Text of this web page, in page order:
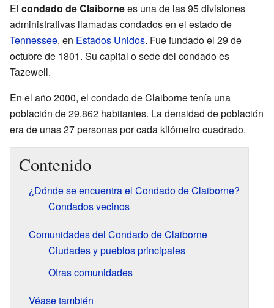
El condado de Claibornees una de las 95 divisiones
administrativas llamadas condados en el estado de
Tennessee, en Estados Unidos. Fue fundado el 29 de
octubre de 1801. Su capital o sede del condado es
Tazewell.
En el año 2000, el condado de Claiborne tenía una
población de 29.862 habitantes. La densidad de población
era de unas 27 personas por cada kilómetro cuadrado.
Contenido
¿Dónde se encuentra el Condado de Claiborne?
Condados vecinos
Comunidades del Condado de Claiborne
Ciudades y pueblos principales
Otras comunidades
Véase también